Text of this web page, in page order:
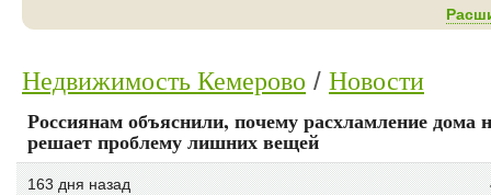
Недвижимость Кемерово Новости
Россиянам объяснили, почему расхламление дома
решает проблему лишних вещей
163 дня назад